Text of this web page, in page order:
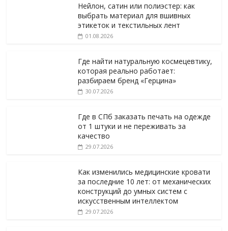
Нейлон, сатин или полиэстер: как
выбрать материал для вшивных
этикеток и текстильных лент
01.08.2026
Где найти натуральную космецевтику,
которая реально работает:
разбираем бренд «Герцина»
30.07.2026
Где в СПб заказать печать на одежде
от 1 штуки и не переживать за
качество
29.07.2026
Как изменились медицинские кровати
за последние 10 лет: от механических
конструкций до умных систем с
искусственным интеллектом
29.07.2026